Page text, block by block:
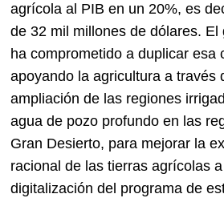
agrícola al PIB en un 20%, es
de 32 mil millones de dólares. El
ha comprometido a duplicar esa
apoyando la agricultura a través
ampliación de las regiones
agua de pozo profundo en las
Gran Desierto, para mejorar la
racional de las tierras agrícolas
digitalización del programa de